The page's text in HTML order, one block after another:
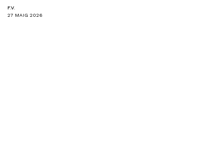
F.V.
27 MAIG 2026